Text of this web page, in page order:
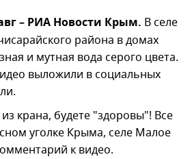
– РИА Новости Крым. В селе
района в домах
и мутная вода серого цвета.
выложили в социальных
крана, будете "здоровы"! Все
уголке Крыма, селе Малое
к видео.